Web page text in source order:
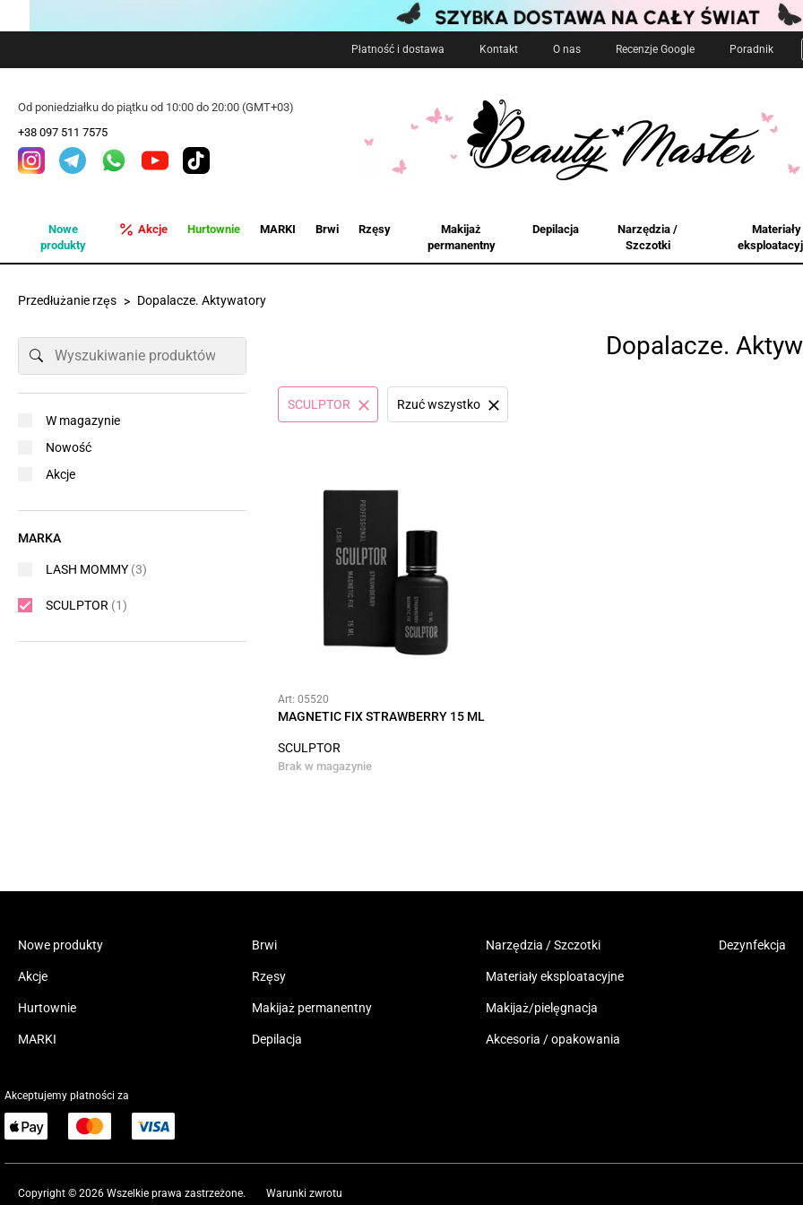
Płatność i dostawa Kontakt O nas Recenzje Google Poradnik
Od poniedziałku do piątku od 10:00 do 20:00 (GMT+03)
+38 097 511 7575
Nowe
produkty
Akcje Hurtownie MARKI Brwi Rzęsy
Makijaż
permanentny
Depilacja
Narzędzia /
Szczotki
Materiały
Przedłużanie rzęs Dopalacze. Aktywatory
Dopalacze.
SCULPTOR Rzuć wszystko
Art: 05520
MAGNETIC FIX STRAWBERRY 15 ML
SCULPTOR
Brak w magazynie
W magazynie
Nowość
Akcje
MARKA
LASH MOMMY (3)
SCULPTOR (1)
Nowe produkty
Akcje
Hurtownie
MARKI
Brwi
Rzęsy
Makijaż permanentny
Depilacja
Narzędzia / Szczotki
Materiały eksploatacyjne
Makijaż/pielęgnacja
Akcesoria / opakowania
Dezynfekcja
Akceptujemy płatności za
Copyright © 2026 Wszelkie prawa zastrzeżone. Warunki zwrotu